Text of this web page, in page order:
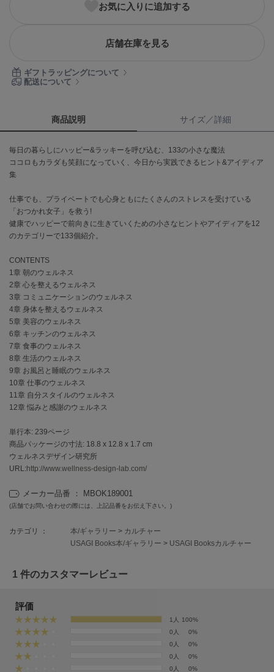
Calvin Klein
カルバン・クライン
セルフォード
célon
CODE A
コードエー
コール ハーン
CONVERSE
コンバース
DANSKIN
ダンスキン
EIMY ISTOIRE
エイミー イストワール
emmi
エミ
emmi atelier
emmi yoga
ey
FILA
FRAY I.D
お気に入りに追加する
店舗在庫を見る
ギフトラッピングについて
配送について
商品説明 サイズ／詳細
毎日の暮らしにハッピー&ラッキーを呼び込む、133の小さな魔法
ココロもカラダも笑顔になっていく、今日から実践できるヒント&アイディア
集
仕事でも、プライベートでも心身ともにたくさんのストレスを受けている
「おつかれ女子」を救う!
健康でハッピーで前向きに生きていくための小さなヒントやアイディアを12
のカテゴリーで133個紹介。
CONTENTS
1章 朝のウェルネス
2章 心を整えるウェルネス
3章 コミュニケーションのウェルネス
4章 身体を整えるウェルネス
5章 美容のウェルネス
6章 キッチンのウェルネス
7章 食事のウェルネス
8章 生活のウェルネス
9章 お風呂と睡眠のウェルネス
10章 仕事のウェルネス
11章 自分スタイルのウェルネス
12章 悩みと感謝のウェルネス
単行本: 239ページ
商品パッケージの寸法: 18.8 x 12.8 x 1.7 cm
ウェルネスデザイン研究所
URL:http://www.wellness-design-lab.com/
メーカー品番 ： MBOK189001
(店舗でお問い合わせの際には、上記品番をお伝え下さい。)
カテゴリ ： 本/ギャラリー > カルチャー
USAGI Books本/ギャラリー > USAGI Booksカルチャー
1 件のカスタマーレビュー
評価
1人
100%
0人
0%
0人
0%
0人
0%
0人
0%